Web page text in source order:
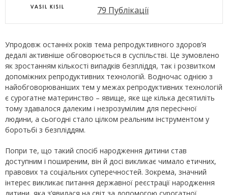
79 Публікації
Упродовж останніх років тема репродуктивного здоров’я
дедалі активніше обговорюється в суспільстві. Це зумовлено
як зростанням кількості випадків безпліддя, так і розвитком
допоміжних репродуктивних технологій. Водночас однією з
найобговорюваніших тем у межах репродуктивних технологій
є сурогатне материнство – явище, яке ще кілька десятиліть
тому здавалося далеким і незрозумілим для пересічної
людини, а сьогодні стало цілком реальним інструментом у
боротьбі з безпліддям.
Попри те, що такий спосіб народження дитини став
доступним і поширеним, він й досі викликає чимало етичних,
правових та соціальних суперечностей. Зокрема, значний
інтерес викликає питання державної реєстрації народження